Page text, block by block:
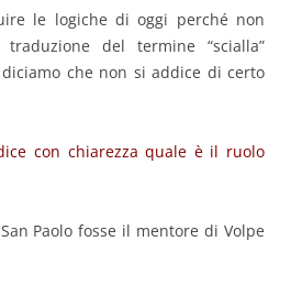
le logiche di oggi perché non
del termine “scialla”
che non si addice di certo
con chiarezza quale è il ruolo
Paolo fosse il mentore di Volpe